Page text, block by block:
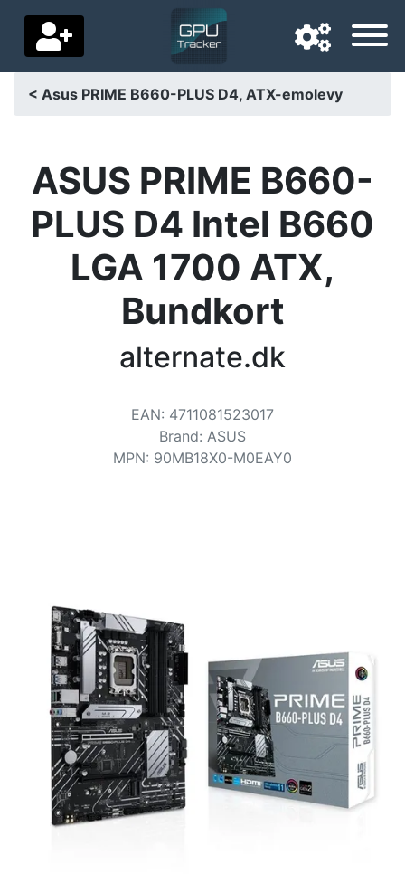
Pays de livraison
Accueil
Baisses de prix
Paramètres
Soutenez-nous
Contactez-nous
< Asus PRIME B660-PLUS D4, ATX-emolevy
ASUS PRIME B660-
PLUS D4 Intel B660
LGA 1700 ATX,
Bundkort
alternate.dk
EAN: 4711081523017
Brand: ASUS
MPN: 90MB18X0-M0EAY0